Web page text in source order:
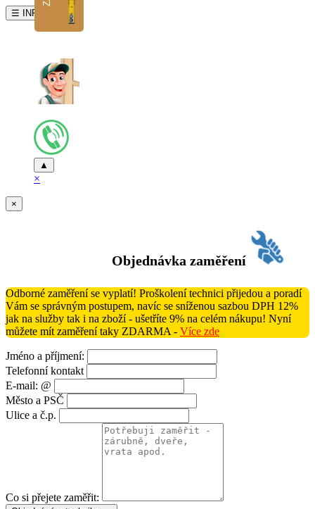
☰ INFO
▲
×
×
Objednávka zaměření
Odborné zaměření se vyplatí! Proškolení technici přijedou a poradí
Vám se správným postupem, navíc se sníženou sazbou DPH 12%
jak na služby tak i na zboží - ušetříte 9% na celém nákupu! Nyní
můžete mít zaměření taky ZDARMA - Více zde
Jméno a příjmení:
Telefonní kontakt
E-mail: @
Město a PSČ
Ulice a č.p.
Co si přejete zaměřit: